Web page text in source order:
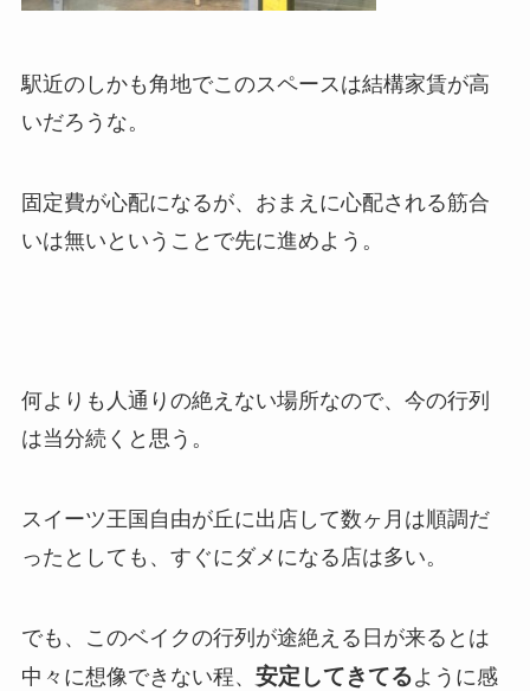
駅近のしかも角地でこのスペースは結構家賃が高
いだろうな。
固定費が心配になるが、おまえに心配される筋合
いは無いということで先に進めよう。
何よりも人通りの絶えない場所なので、今の行列
は当分続くと思う。
スイーツ王国自由が丘に出店して数ヶ月は順調だ
ったとしても、すぐにダメになる店は多い。
でも、このベイクの行列が途絶える日が来るとは
中々に想像できない程、 安定してきてるように感